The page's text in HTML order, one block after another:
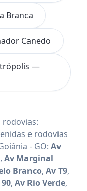
Branca
Canedo
—
e rodovias
- GO: Av
, Av Marginal
Branco, Av T9,
, Av Rio Verde,